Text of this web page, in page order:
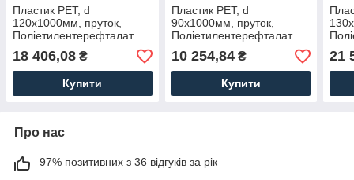
Пластик PET, d
120х1000мм, пруток,
Поліетилентерефталат
(Лавсан)
18 406,08 ₴
Купити
Пластик PET, d
90х1000мм, пруток,
Поліетилентерефталат
(Лавсан)
10 254,84₴
Купити
21
Про нас
97% позитивних з 36 відгуків за рік